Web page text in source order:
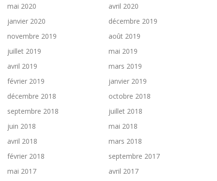
mai 2020
avril 2020
janvier 2020
décembre 2019
novembre 2019
août 2019
juillet 2019
mai 2019
avril 2019
mars 2019
février 2019
janvier 2019
décembre 2018
octobre 2018
septembre 2018
juillet 2018
juin 2018
mai 2018
avril 2018
mars 2018
février 2018
septembre 2017
mai 2017
avril 2017